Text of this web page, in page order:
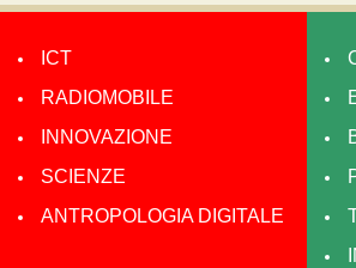
ICT
RADIOMOBILE
INNOVAZIONE
SCIENZE
ANTROPOLOGIA DIGITALE